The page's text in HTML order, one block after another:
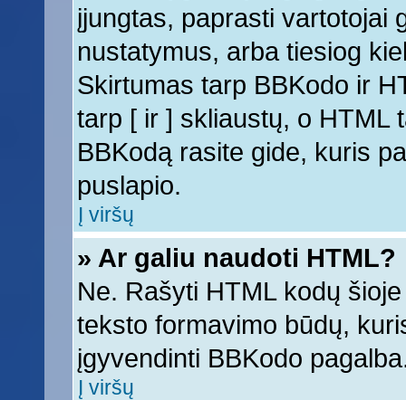
įjungtas, paprasti vartotojai
nustatymus, arba tiesiog
Skirtumas tarp BBKodo ir
tarp [ ir ] skliaustų, o HTML
BBKodą rasite gide, kuris
puslapio.
Į viršų
» Ar galiu naudoti HTML?
Ne. Rašyti HTML kodų
teksto formavimo būdų,
įgyvendinti BBKodo
Į viršų